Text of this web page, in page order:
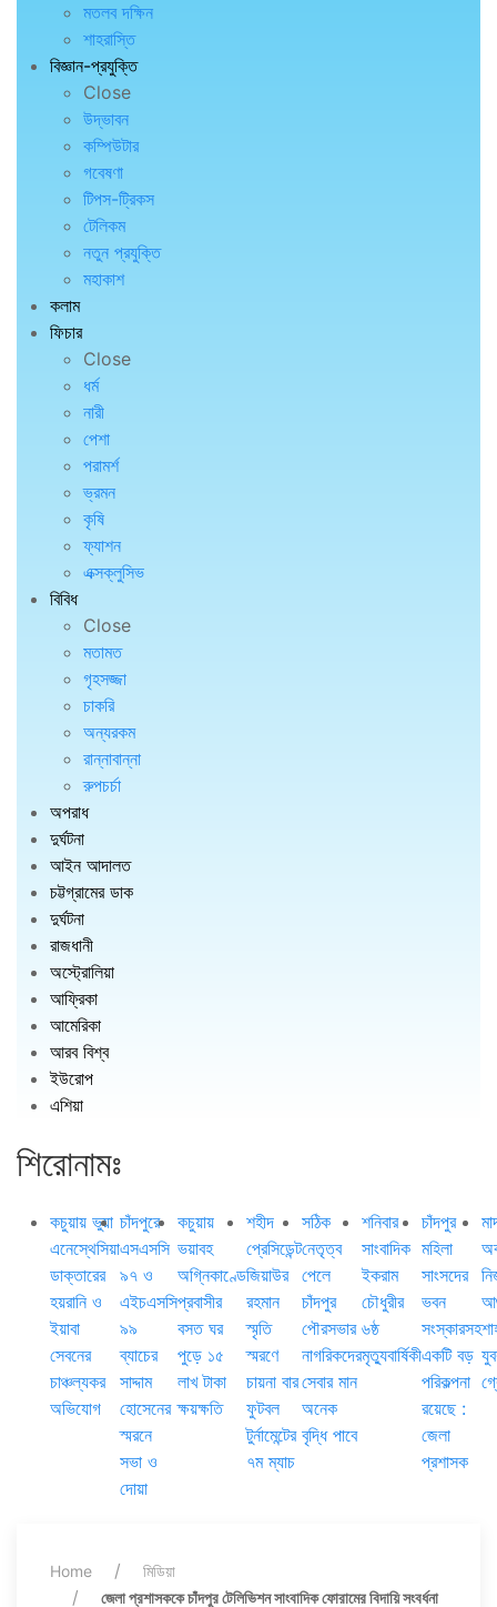
মতলব দক্ষিন
শাহরাস্তি
বিজ্ঞান-প্রযুক্তি
Close
উদ্ভাবন
কম্পিউটার
গবেষণা
টিপস-ট্রিকস
টেলিকম
নতুন প্রযুক্তি
মহাকাশ
কলাম
ফিচার
Close
ধর্ম
নারী
পেশা
পরামর্শ
ভ্রমন
কৃষি
ফ্যাশন
এক্সক্লুসিভ
বিবিধ
Close
মতামত
গৃহসজ্জা
চাকরি
অন্যরকম
রান্নাবান্না
রুপচর্চা
অপরাধ
দুর্ঘটনা
আইন আদালত
চট্টগ্রামের ডাক
দুর্ঘটনা
রাজধানী
অস্ট্রোলিয়া
আফ্রিকা
আমেরিকা
আরব বিশ্ব
ইউরোপ
এশিয়া
শিরোনামঃ
কচুয়ায় ভুয়া
এনেস্থেসিয়া
ডাক্তারের
হয়রানি ও
ইয়াবা
সেবনের
চাঞ্চল্যকর
অভিযোগ
চাঁদপুরে
এসএসসি
৯৭ ও
এইচএসসি
৯৯
ব্যাচের
সাদ্দাম
হোসেনের
স্মরনে
সভা ও
দোয়া
কচুয়ায়
ভয়াবহ
অগ্নিকাণ্ডে
প্রবাসীর
বসত ঘর
পুড়ে ১৫
লাখ টাকা
ক্ষয়ক্ষতি
শহীদ
প্রেসিডেন্ট
জিয়াউর
রহমান
স্মৃতি
স্মরণে
চায়না বার
ফুটবল
টুর্নামেন্টের
৭ম ম্যাচ
সঠিক
নেতৃত্ব
পেলে
চাঁদপুর
পৌরসভার
নাগরিকদের
সেবার মান
অনেক
বৃদ্ধি পাবে
শনিবার
সাংবাদিক
ইকরাম
চৌধুরীর
৬ষ্ঠ
মৃত্যুবার্ষিকী
চাঁদপুর
মহিলা
সাংসদের
ভবন
সংস্কারসহ
একটি বড়
পরিকল্পনা
রয়েছে :
জেলা
প্রশাসক
Home
মিডিয়া
জেলা প্রশাসককে চাঁদপুর টেলিভিশন সাংবাদিক ফোরামের বিদায়ি সংবর্ধনা